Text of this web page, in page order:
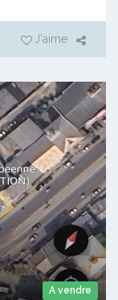
J'aime
A vendre